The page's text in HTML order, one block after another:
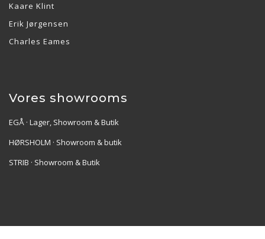
Kaare Klint
Erik Jørgensen
Charles Eames
Vores showrooms
EGÅ · Lager, Showroom & Butik
HØRSHOLM · Showroom & butik
STRIB · Showroom & Butik